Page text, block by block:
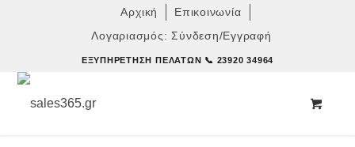
Αρχική
Επικοινωνία
Λογαριασμός: Σύνδεση/Εγγραφή
ΕΞΥΠΗΡΈΤΗΣΗ ΠΕΛΑΤΏΝ 📞 23920 34964